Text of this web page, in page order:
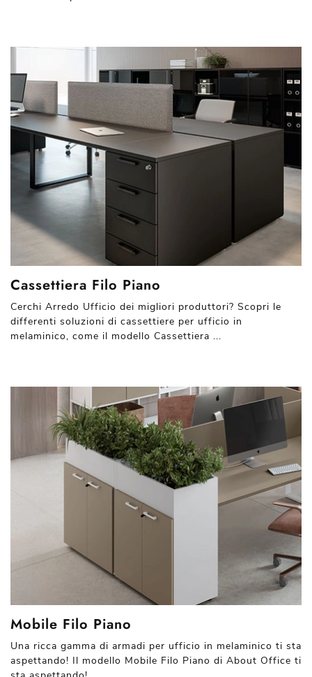
Cassettiera Filo Piano
Cerchi Arredo Ufficio dei migliori produttori? Scopri le
differenti soluzioni di cassettiere per ufficio in
melaminico, come il modello Cassettiera ...
Mobile Filo Piano
Una ricca gamma di armadi per ufficio in melaminico ti sta
aspettando! Il modello Mobile Filo Piano di About Office ti